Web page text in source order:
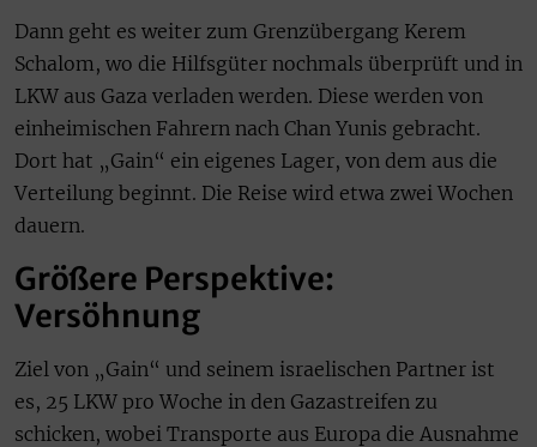
Dann geht es weiter zum Grenzübergang Kerem
Schalom, wo die Hilfsgüter nochmals überprüft und in
LKW aus Gaza verladen werden. Diese werden von
einheimischen Fahrern nach Chan Yunis gebracht.
Dort hat „Gain“ ein eigenes Lager, von dem aus die
Verteilung beginnt. Die Reise wird etwa zwei Wochen
dauern.
Größere Perspektive:
Versöhnung
Ziel von „Gain“ und seinem israelischen Partner ist
es, 25 LKW pro Woche in den Gazastreifen zu
schicken, wobei Transporte aus Europa die Ausnahme